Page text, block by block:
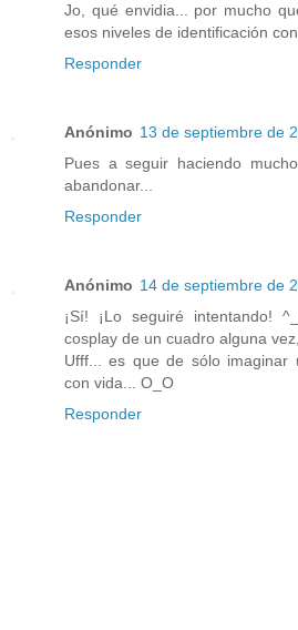
Jo, qué envidia... por mucho
esos niveles de identificación
Responder
Anónimo 13 de septiembre de
Pues a seguir haciendo
abandonar...
Responder
Anónimo 14 de septiembre de
¡Sí! ¡Lo seguiré intentando!
cosplay de un cuadro alguna
Ufff... es que de sólo imaginar
con vida... O_O
Responder